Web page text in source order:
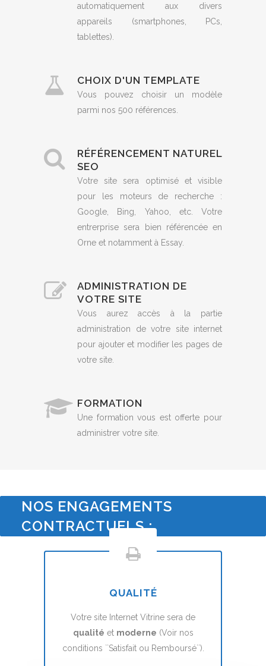
automatiquement aux divers
appareils (smartphones, PCs,
tablettes).
CHOIX D'UN TEMPLATE
Vous pouvez choisir un modèle
parmi nos 500 références.
RÉFÉRENCEMENT NATUREL
SEO
Votre site sera optimisé et visible
pour les moteurs de recherche :
Google, Bing, Yahoo, etc. Votre
entrerprise sera bien référencée en
Orne et notamment à Essay.
ADMINISTRATION DE
VOTRE SITE
Vous aurez accès à la partie
administration de votre site internet
pour ajouter et modifier les pages de
votre site.
FORMATION
Une formation vous est offerte pour
administrer votre site.
NOS ENGAGEMENTS
CONTRACTUELS :
QUALITÉ
Votre site Internet Vitrine sera de
qualité et moderne (Voir nos
conditions ``Satisfait ou Remboursé``).